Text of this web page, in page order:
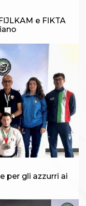
e FIKTA
per gli azzurri ai